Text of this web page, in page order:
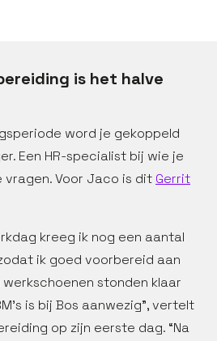
is het halve
word je gekoppeld
Een HR-specialist bij wie je
Voor Jaco is dit Gerrit
kreeg ik nog een aantal
ik goed voorbereid aan
werkschoenen stonden klaar
is bij Bos aanwezig”, vertelt
op zijn eerste dag. “Na